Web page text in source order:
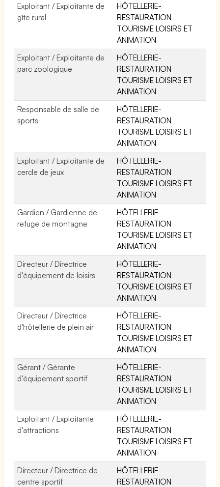
Exploitant / Exploitante de
gîte rural
HÔTELLERIE-
RESTAURATION
TOURISME LOISIRS ET
ANIMATION
Exploitant / Exploitante de
parc zoologique
HÔTELLERIE-
RESTAURATION
TOURISME LOISIRS ET
ANIMATION
Responsable de salle de
sports
HÔTELLERIE-
RESTAURATION
TOURISME LOISIRS ET
ANIMATION
Exploitant / Exploitante de
cercle de jeux
HÔTELLERIE-
RESTAURATION
TOURISME LOISIRS ET
ANIMATION
Gardien / Gardienne de
refuge de montagne
HÔTELLERIE-
RESTAURATION
TOURISME LOISIRS ET
ANIMATION
Directeur / Directrice
d'équipement de loisirs
HÔTELLERIE-
RESTAURATION
TOURISME LOISIRS ET
ANIMATION
Directeur / Directrice
d'hôtellerie de plein air
HÔTELLERIE-
RESTAURATION
TOURISME LOISIRS ET
ANIMATION
Gérant / Gérante
d'équipement sportif
HÔTELLERIE-
RESTAURATION
TOURISME LOISIRS ET
ANIMATION
Exploitant / Exploitante
d'attractions
HÔTELLERIE-
RESTAURATION
TOURISME LOISIRS ET
ANIMATION
Directeur / Directrice de
centre sportif
HÔTELLERIE-
RESTAURATION